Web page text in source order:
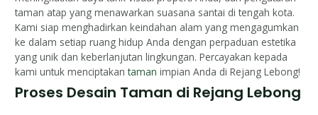
taman atap yang menawarkan suasana santai di tengah kota.
Kami siap menghadirkan keindahan alam yang mengagumkan
ke dalam setiap ruang hidup Anda dengan perpaduan estetika
yang unik dan keberlanjutan lingkungan. Percayakan kepada
kami untuk menciptakantaman impian Anda di Rejang Lebong!
Proses Desain Taman di Rejang Lebong